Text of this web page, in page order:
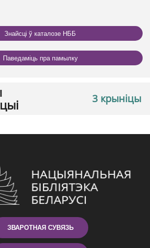
Знайсці ў каталозе НББ
Паведаміць пра памылку
3 крыніцы
ЗВАРОТНАЯ СУВЯЗЬ